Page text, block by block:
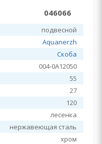
046066
подвесной
Aquanerzh
Скоба
004-0A12050
55
27
120
лесенка
нержавеющая сталь
хром